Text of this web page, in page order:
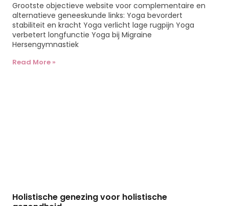
Grootste objectieve website voor complementaire en
alternatieve geneeskunde links: Yoga bevordert
stabiliteit en kracht Yoga verlicht lage rugpijn Yoga
verbetert longfunctie Yoga bij Migraine
Hersengymnastiek
Read More »
Holistische genezing voor holistische